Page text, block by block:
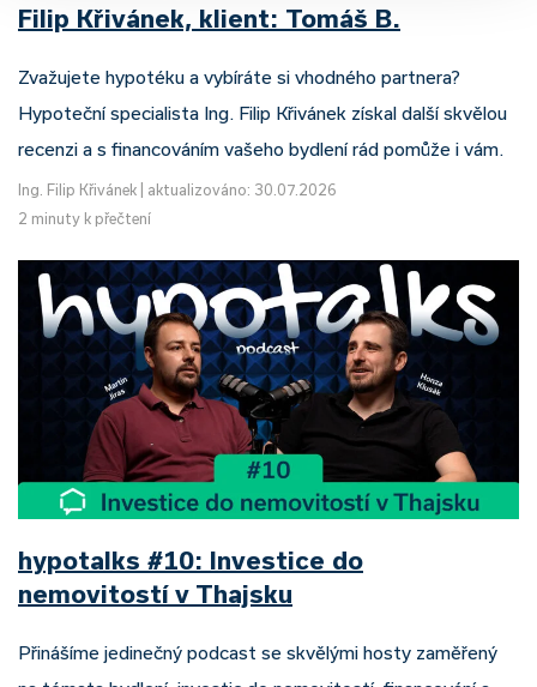
Filip Křivánek, klient: Tomáš B.
Zvažujete hypotéku a vybíráte si vhodného partnera?
Hypoteční specialista Ing. Filip Křivánek získal další skvělou
recenzi a s financováním vašeho bydlení rád pomůže i vám.
Ing. Filip Křivánek
aktualizováno: 30.07.2026
2 minuty k přečtení
hypotalks #10: Investice do
nemovitostí v Thajsku
Přinášíme jedinečný podcast se skvělými hosty zaměřený